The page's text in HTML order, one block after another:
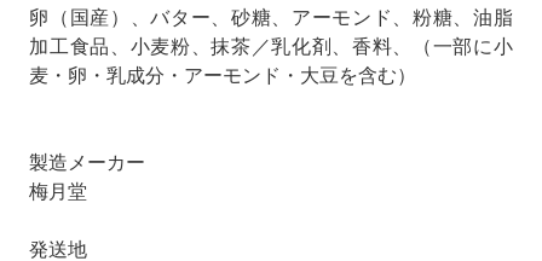
卵（国産）、バター、砂糖、アーモンド、粉糖、油脂
加工食品、小麦粉、抹茶／乳化剤、香料、（一部に小
麦・卵・乳成分・アーモンド・大豆を含む）
製造メーカー
梅月堂
発送地